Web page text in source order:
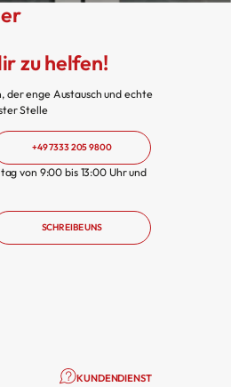
zu helfen!
der enge Austausch und echte
Stelle
+49 7333 205 9800
von 9:00 bis 13:00 Uhr und
SCHREIBE UNS
KUNDENDIENST